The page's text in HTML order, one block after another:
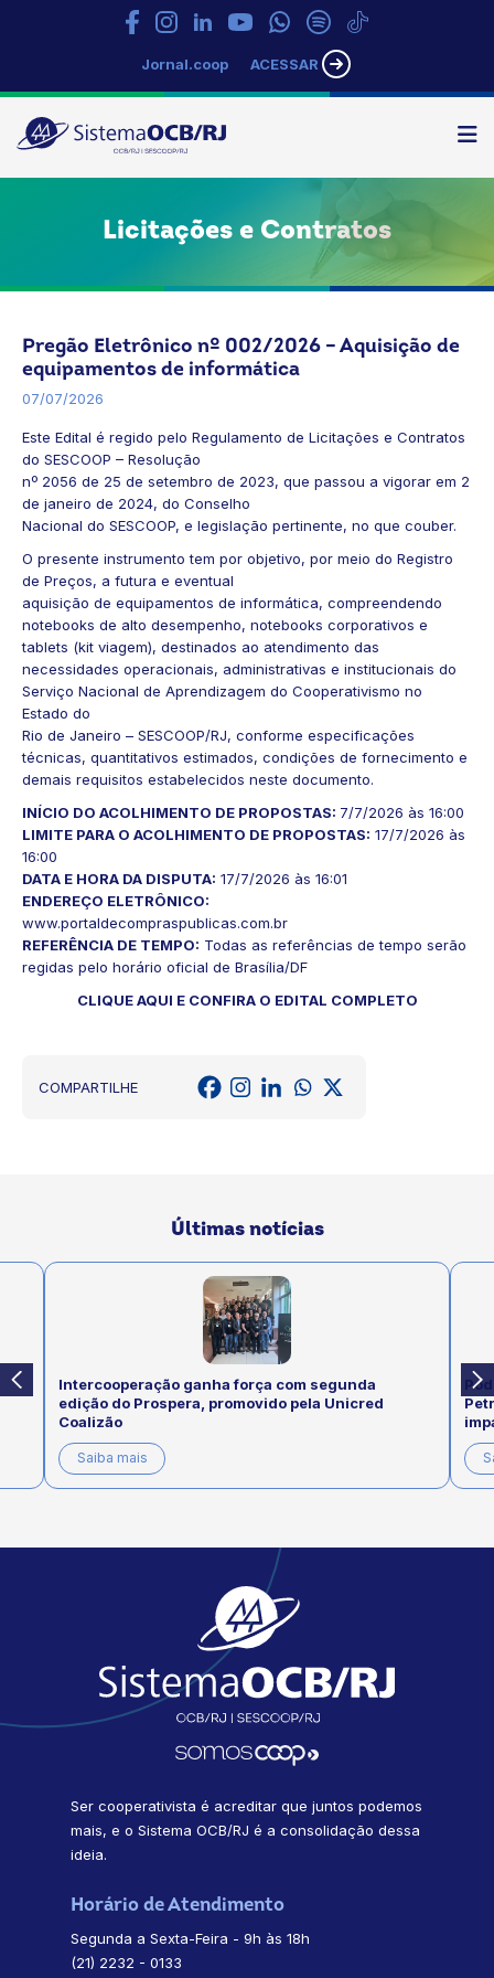
Jornal.coop ACESSAR
Sistema
OCB/RJ
Licitações e Contratos
Pregão Eletrônico nº 002/2026 – Aquisição de
equipamentos de informática
07/07/2026
Este Edital é regido pelo Regulamento de Licitações e Contratos
do SESCOOP – Resolução
nº 2056 de 25 de setembro de 2023, que passou a vigorar em 2
de janeiro de 2024, do Conselho
Nacional do SESCOOP, e legislação pertinente, no que couber.
O presente instrumento tem por objetivo, por meio do Registro
de Preços, a futura e eventual
aquisição de equipamentos de informática, compreendendo
notebooks de alto desempenho, notebooks corporativos e
tablets (kit viagem), destinados ao atendimento das
necessidades operacionais, administrativas e institucionais do
Serviço Nacional de Aprendizagem do Cooperativismo no
Estado do
Rio de Janeiro – SESCOOP/RJ, conforme especificações
técnicas, quantitativos estimados, condições de fornecimento e
demais requisitos estabelecidos neste documento.
INÍCIO DO ACOLHIMENTO DE PROPOSTAS: 7/7/2026 às 16:00
LIMITE PARA O ACOLHIMENTO DE PROPOSTAS: 17/7/2026 às
16:00
DATA E HORA DA DISPUTA: 17/7/2026 às 16:01
ENDEREÇO ELETRÔNICO:
www.portaldecompraspublicas.com.br
REFERÊNCIA DE TEMPO: Todas as referências de tempo serão
regidas pelo horário oficial de Brasília/DF
CLIQUE AQUI E CONFIRA O EDITAL COMPLETO
COMPARTILHE
Últimas notícias
Intercooperação ganha força com segunda
edição do Prospera, promovido pela Unicred
Coalizão
Saiba mais
Ser cooperativista é acreditar que juntos podemos
mais, e o Sistema OCB/RJ é a consolidação dessa
ideia.
Horário de Atendimento
Segunda a Sexta-Feira - 9h às 18h
(21) 2232 - 0133